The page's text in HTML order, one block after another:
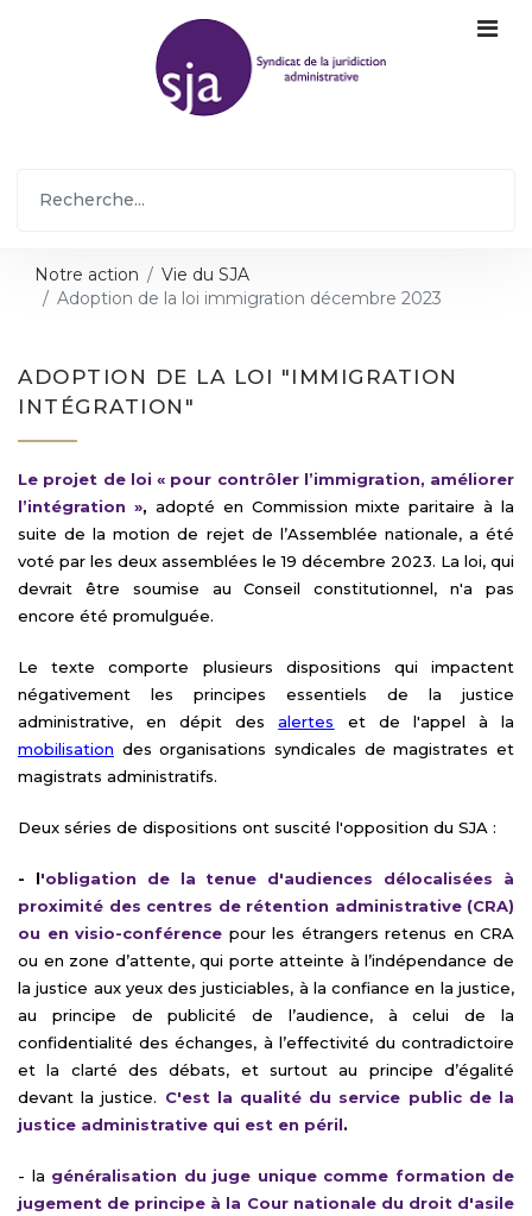
Notre action
Vie du SJA
Adoption de la loi immigration décembre 2023
ADOPTION DE LA LOI "IMMIGRATION
INTÉGRATION"
Le projet de loi « pour contrôler l’immigration, améliorer
l’intégration », adopté en Commission mixte paritaire à la
suite de la motion de rejet de l’Assemblée nationale, a été
voté par les deux assemblées le 19 décembre 2023. La loi, qui
devrait être soumise au Conseil constitutionnel, n'a pas
encore été promulguée.
Le texte comporte plusieurs dispositions qui impactent
négativement les principes essentiels de la justice
administrative, en dépit desalertes
et de l'appel à la
mobilisation des organisations syndicales de magistrates et
magistrats administratifs.
Deux séries de dispositions ont suscité l'opposition du SJA :
- l'obligation de la tenue d'audiences délocalisées à
proximité des centres de rétention administrative (CRA)
ou en visio-conférence pour les étrangers retenus en CRA
ou en zone d’attente, qui porte atteinte à l’indépendance de
la justice aux yeux des justiciables, à la confiance en la justice,
au principe de publicité de l’audience, à celui de la
confidentialité des échanges, à l’effectivité du contradictoire
et la clarté des débats, et surtout au principe d’égalité
devant la justice. C'est la qualité du service public de la
justice administrative qui est en péril.
- la généralisation du juge unique comme formation de
jugement de principe à la Cour nationale du droit d'asile